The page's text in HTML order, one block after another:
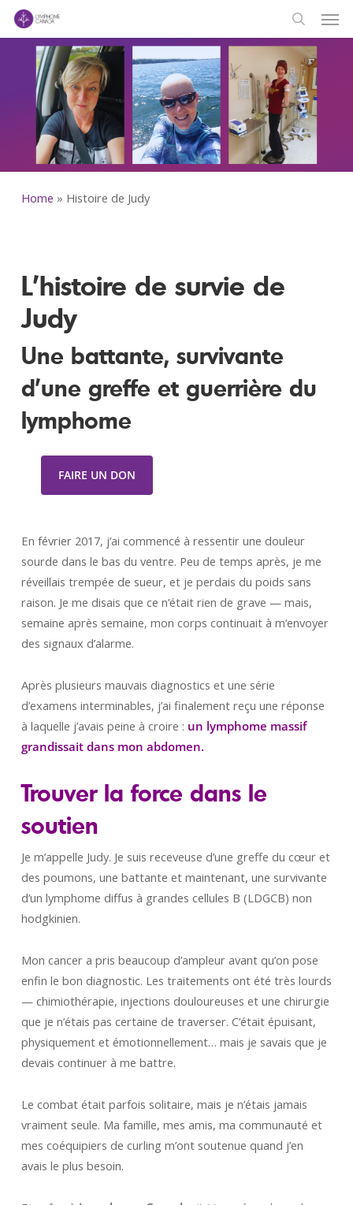
Skip
content
search
Home » Histoire de Judy
L’histoire de survie de
Judy
Une battante, survivante
d’une greffe et guerrière du
lymphome
FAIRE UN DON
En février 2017, j’ai commencé à ressentir une douleur
sourde dans le bas du ventre. Peu de temps après, je me
réveillais trempée de sueur, et je perdais du poids sans
raison. Je me disais que ce n’était rien de grave — mais,
semaine après semaine, mon corps continuait à m’envoyer
des signaux d’alarme.
Après plusieurs mauvais diagnostics et une série
d’examens interminables, j’ai finalement reçu une réponse
à laquelle j’avais peine à croire : un lymphome massif
grandissait dans mon abdomen.
Trouver la force dans le
soutien
Je m’appelle Judy. Je suis receveuse d’une greffe du cœur et
des poumons, une battante et maintenant, une survivante
d’un lymphome diffus à grandes cellules B (LDGCB) non
hodgkinien.
Mon cancer a pris beaucoup d’ampleur avant qu’on pose
enfin le bon diagnostic. Les traitements ont été très lourds
— chimiothérapie, injections douloureuses et une chirurgie
que je n’étais pas certaine de traverser. C’était épuisant,
physiquement et émotionnellement… mais je savais que je
devais continuer à me battre.
Le combat était parfois solitaire, mais je n’étais jamais
vraiment seule. Ma famille, mes amis, ma communauté et
mes coéquipiers de curling m’ont soutenue quand j’en
avais le plus besoin.